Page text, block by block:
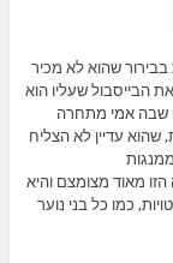
שהוא לא מכיר
הבייסבול שעליו הוא
שבה אמי מתחרה
עדיין לא הצליח
מאוד מצומצם והיא
כמו כל בני נוער